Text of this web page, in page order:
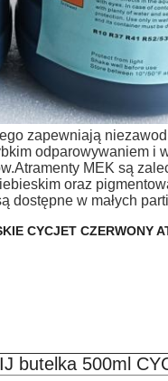
zapewniają
odparowywaniem i
MEK są
oraz
dostępne w małych
CYCJET CZERWONY
butelka 500ml